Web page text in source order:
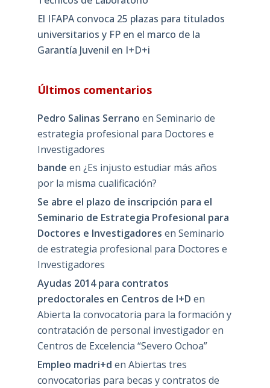
El IFAPA convoca 25 plazas para titulados
universitarios y FP en el marco de la
Garantía Juvenil en I+D+i
Últimos comentarios
Pedro Salinas Serrano en Seminario de
estrategia profesional para Doctores e
Investigadores
bande en ¿Es injusto estudiar más años
por la misma cualificación?
Se abre el plazo de inscripción para el
Seminario de Estrategia Profesional para
Doctores e Investigadores en Seminario
de estrategia profesional para Doctores e
Investigadores
Ayudas 2014 para contratos
predoctorales en Centros de I+D en
Abierta la convocatoria para la formación y
contratación de personal investigador en
Centros de Excelencia “Severo Ochoa”
Empleo madri+d en Abiertas tres
convocatorias para becas y contratos de